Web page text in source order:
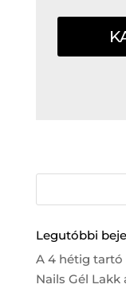
Legutóbbi
A 4 hétig
Nails Gél